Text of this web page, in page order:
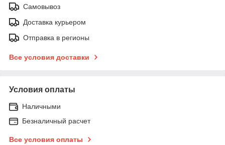
Самовывоз
Доставка курьером
Отправка в регионы
Все условия доставки
Условия оплаты
Наличными
Безналичный расчет
Все условия оплаты